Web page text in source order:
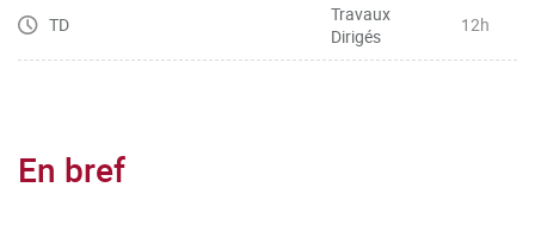
TD
Travaux
Dirigés
12h
En bref